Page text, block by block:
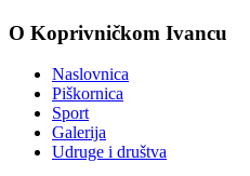
O Koprivničkom Ivancu
Naslovnica
Piškornica
Sport
Galerija
Udruge i društva